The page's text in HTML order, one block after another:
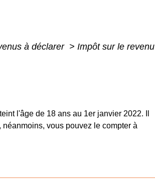
à déclarer > Impôt sur le revenu
l'âge de 18 ans au 1er janvier 2022. Il
vous pouvez le compter à